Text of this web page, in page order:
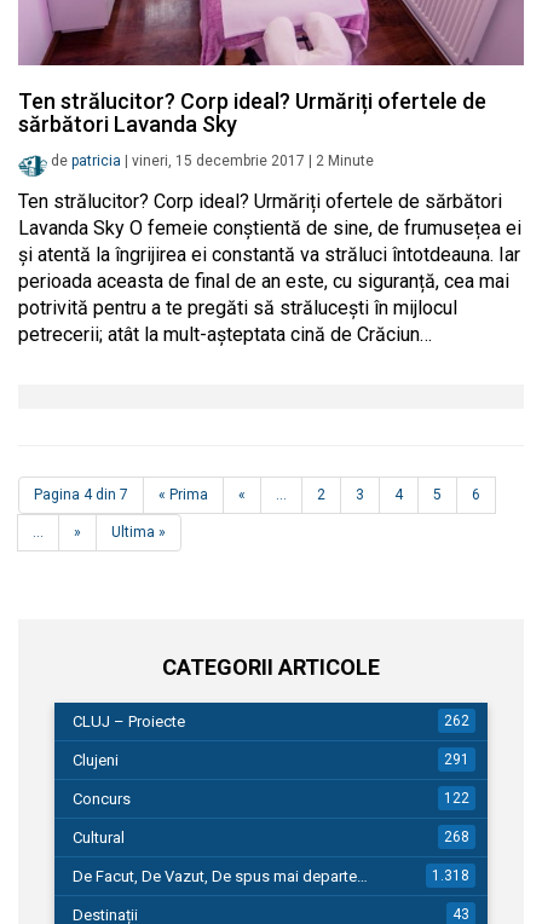
Ten strălucitor? Corp ideal? Urmăriți ofertele de
sărbători Lavanda Sky
de patricia vineri, 15 decembrie 2017 2 Minute
Ten strălucitor? Corp ideal? Urmăriți ofertele de sărbători
Lavanda Sky O femeie conștientă de sine, de frumusețea ei
și atentă la îngrijirea ei constantă va străluci întotdeauna. Iar
perioada aceasta de final de an este, cu siguranță, cea mai
potrivită pentru a te pregăti să strălucești în mijlocul
petrecerii; atât la mult-așteptata cină de Crăciun…
Pagina 4 din 7 « Prima « ... 2 3 4 5 6
... » Ultima »
CATEGORII ARTICOLE
CLUJ – Proiecte 262
Clujeni 291
Concurs 122
Cultural 268
De Facut, De Vazut, De spus mai departe… 1.318
Destinații 43